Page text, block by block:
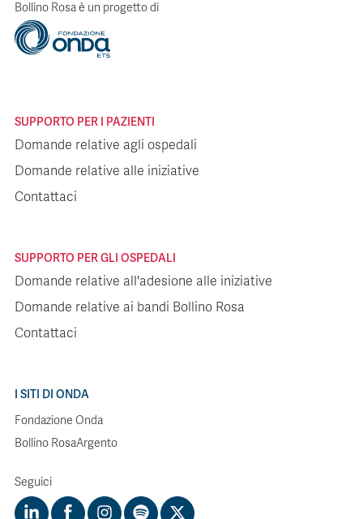
Bollino Rosa è un progetto di
SUPPORTO PER I PAZIENTI
Domande relative agli ospedali
Domande relative alle iniziative
Contattaci
SUPPORTO PER GLI OSPEDALI
Domande relative all'adesione alle iniziative
Domande relative ai bandi Bollino Rosa
Contattaci
I SITI DI ONDA
Fondazione Onda
Bollino RosaArgento
Seguici